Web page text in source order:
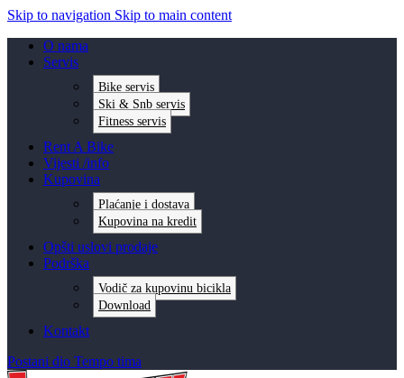
Skip to navigation Skip to main content
O nama
Servis
Bike servis
Ski & Snb servis
Fitness servis
Rent A Bike
Vijesti /info
Kupovina
Plaćanje i dostava
Kupovina na kredit
Opšti uslovi prodaje
Podrška
Vodič za kupovinu bicikla
Download
Kontakt
Postani dio Tempo tima